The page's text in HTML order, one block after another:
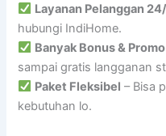
Layanan Pelanggan
hubungi IndiHome.
Banyak Bonus & Promo
sampai gratis langganan
Paket Fleksibel – Bisa
kebutuhan lo.